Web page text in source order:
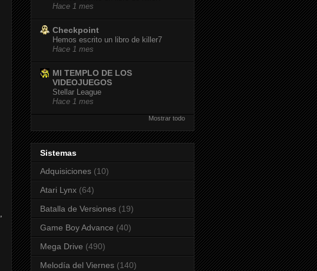
,
Hace 1 mes
Checkpoint
Hemos escrito un libro de killer7
Hace 1 mes
MI TEMPLO DE LOS
VIDEOJUEGOS
Stellar League
Hace 1 mes
Mostrar todo
Sistemas
Adquisiciones (10)
Atari Lynx (64)
Batalla de Versiones (19)
Game Boy Advance (40)
Mega Drive (490)
Melodía del Viernes (140)